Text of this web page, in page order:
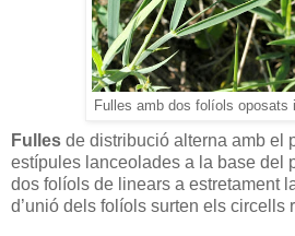
Fulles amb dos folíols oposats
Fulles de distribució alterna amb el
estípules lanceolades a la base del
dos folíols de linears a estretament
d’unió dels folíols surten els circells